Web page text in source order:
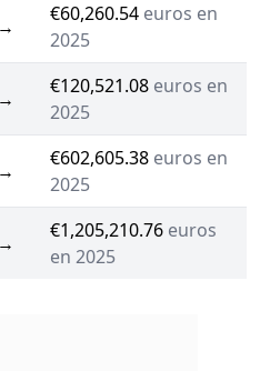
→
€60,260.54 euros en
2025
→
€120,521.08 euros en
2025
→
€602,605.38 euros en
2025
→
€1,205,210.76 euros
en 2025